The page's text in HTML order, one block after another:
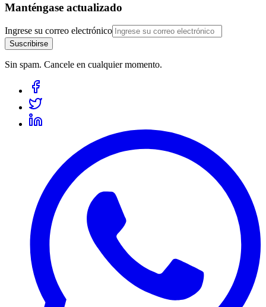
Manténgase actualizado
Ingrese su correo electrónico
Suscribirse
Sin spam. Cancele en cualquier momento.